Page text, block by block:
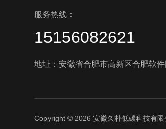
服务热线：
15156082621
地址：安徽省合肥市高新区合肥软
Copyright © 2026 安徽久朴低碳科技有